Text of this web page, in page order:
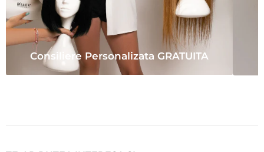
Consiliere Personalizata GRATUITA